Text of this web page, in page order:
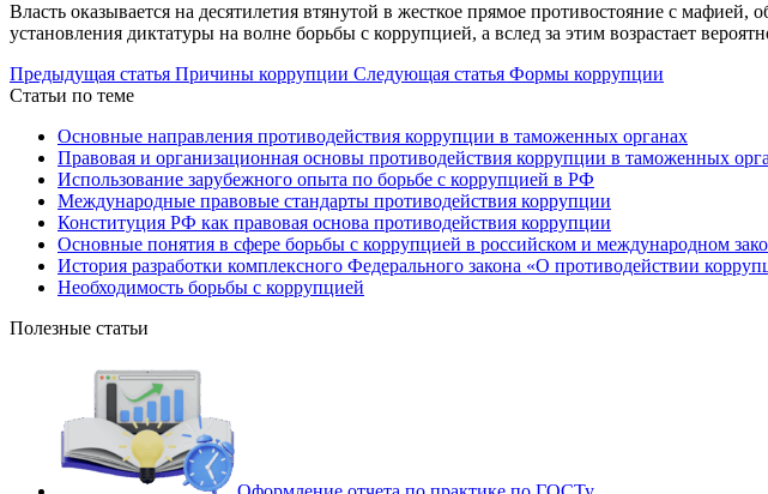
Власть оказывается на десятилетия втянутой в жесткое прямое противостояние с
установления диктатуры на волне борьбы с коррупцией, а вслед за этим возрастает
Предыдущая статья Причины коррупции Следующая статья Формы коррупции
Статьи по теме
Основные направления противодействия коррупции в таможенных органах
Правовая и организационная основы противодействия коррупции в таможенных
Использование зарубежного опыта по борьбе с коррупцией в РФ
Международные правовые стандарты противодействия коррупции
Конституция РФ как правовая основа противодействия коррупции
Основные понятия в сфере борьбы с коррупцией в российском и международном
История разработки комплексного Федерального закона «О противодействии
Необходимость борьбы с коррупцией
Полезные статьи